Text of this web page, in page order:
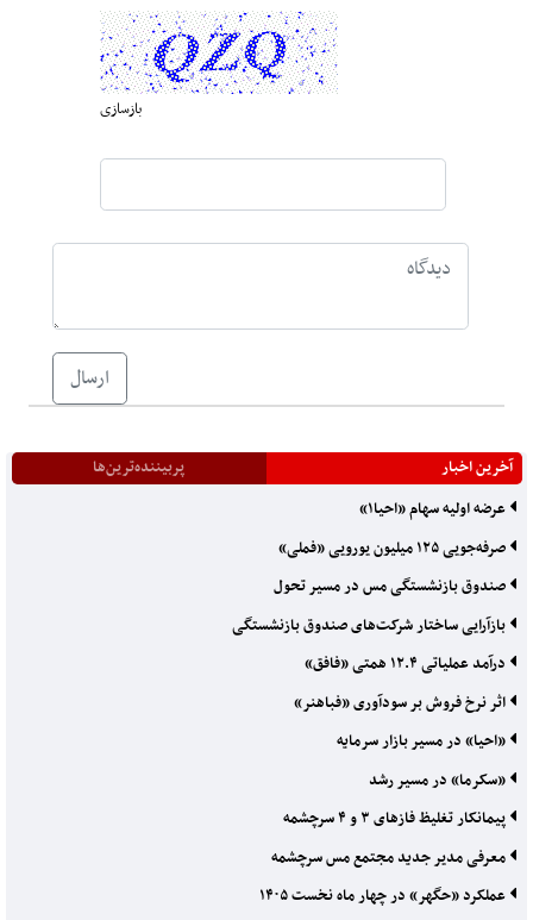
بازسازی
ارسال
آخرین اخبار
پربیننده‌ترین‌ها
عرضه اولیه سهام «احیا۱»
صرفه‌جویی ۱۲۵ میلیون یورویی «فملی»
صندوق بازنشستگی مس در مسیر تحول
بازآرایی ساختار شرکت‌های صندوق بازنشستگی
درآمد عملیاتی ۱۲.۴ همتی «فافق»
اثر نرخ فروش بر سودآوری «فباهنر»
«احیا» در مسیر بازار سرمایه
«سکرما» در مسیر رشد
پیمانکار تغلیظ فازهای ۳ و ۴ سرچشمه
معرفی مدیر جدید مجتمع مس سرچشمه
عملکرد «حگهر» در چهار ماه نخست ۱۴۰۵